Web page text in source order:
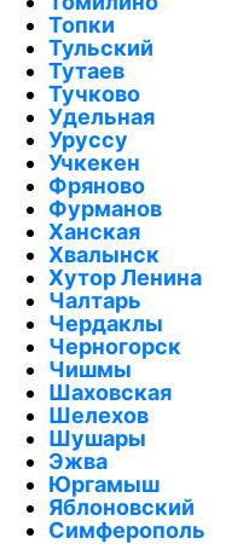
Топки
Тульский
Тутаев
Тучково
Удельная
Уруссу
Учкекен
Фряново
Фурманов
Ханская
Хвалынск
Хутор Ленина
Чалтарь
Чердаклы
Черногорск
Чишмы
Шаховская
Шелехов
Шушары
Эжва
Юргамыш
Яблоновский
Симферополь